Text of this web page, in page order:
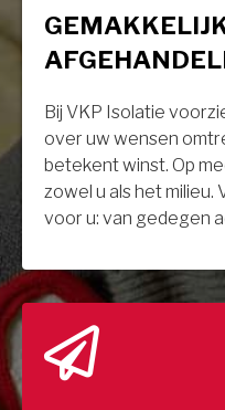
Bij VKP Isolatie
over uw wensen
betekent winst. Op
zowel u als het milieu.
voor u: van gedegen